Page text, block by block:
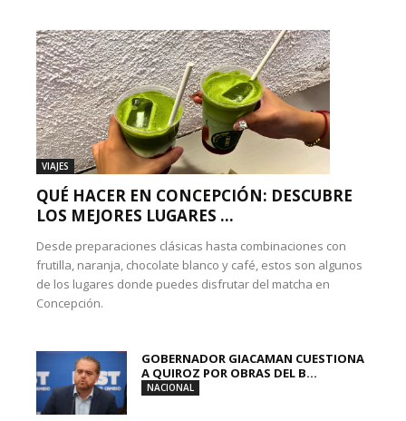
VIAJES
QUÉ HACER EN CONCEPCIÓN: DESCUBRE
LOS MEJORES LUGARES ...
Desde preparaciones clásicas hasta combinaciones con
frutilla, naranja, chocolate blanco y café, estos son algunos
de los lugares donde puedes disfrutar del matcha en
Concepción.
GOBERNADOR GIACAMAN CUESTIONA
A QUIROZ POR OBRAS DEL B...
NACIONAL